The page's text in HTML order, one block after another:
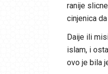
ranije
cinjenica
Daije ili
islam, i
ovo je bila